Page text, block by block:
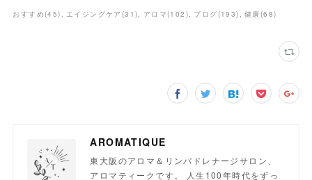
おすすめ(45) エイジングケア (31) アロマ(102 ) ブログ(193) 健康(68)
AROMATIQUE
東大阪のアロマ＆リンパドレナージサロン、
アロマティークです。 人生100年時代をずっ